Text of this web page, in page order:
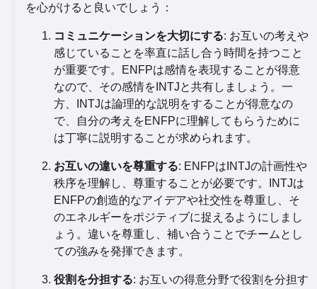
を心がけると良いでしょう：
コミュニケーションを大切にする: お互いの考えや
感じていることを率直に話し合う時間を持つこと
が重要です。ENFPは感情を表現することが得意
なので、その感情をINTJと共有しましょう。一
方、INTJは論理的な説明をすることが得意なの
で、自分の考えをENFPに理解してもらうために
は丁寧に説明することが求められます。
お互いの違いを尊重する: ENFPはINTJの計画性や
秩序を理解し、尊重することが必要です。INTJは
ENFPの創造的なアイデアや社交性を尊重し、そ
のエネルギーをポジティブに捉えるようにしまし
ょう。違いを尊重し、補い合うことでチームとし
ての強みを発揮できます。
役割を分担する: お互いの得意分野で役割を分担す